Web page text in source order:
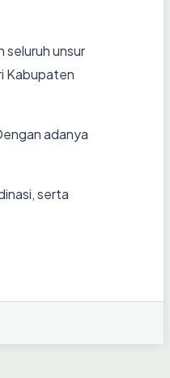
seluruh unsur
Kabupaten
adanya
serta